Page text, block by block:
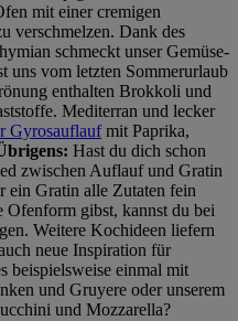
mit einer cremigen
verschmelzen. Dank des
schmeckt unser Gemüse-
uns vom letzten Sommerurlaub
enthalten Brokkoli und
Mediterran und lecker
Gyrosauflaufmit Paprika,
Hast du dich schon
zwischen Auflauf und Gratin
ein Gratin alle Zutaten fein
Ofenform gibst, kannst du bei
Weitere Kochideen liefern
neue Inspiration für
beispielsweise einmal mit
und Gruyere oder unserem
und Mozzarella?